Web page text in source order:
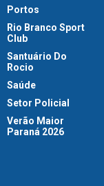
Portos
Rio Branco Sport
Club
Santuário Do
Rocio
Saúde
Setor Policial
Verão Maior
Paraná 2026